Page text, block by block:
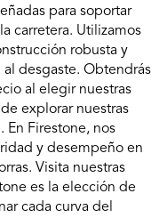
para soportar
carretera. Utilizamos
robusta y
desgaste. Obtendrás
al elegir nuestras
explorar nuestras
En Firestone, nos
y desempeño en
Visita nuestras
es la elección de
cada curva del